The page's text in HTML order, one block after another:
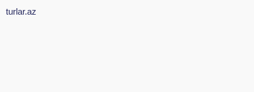
turlar.az